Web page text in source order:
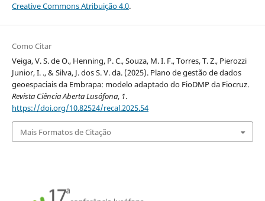
Creative Commons Atribuição 4.0.
Como Citar
Veiga, V. S. de O., Henning, P. C., Souza, M. I. F., Torres, T. Z., Pierozzi
Junior, I. ., & Silva, J. dos S. V. da. (2025). Plano de gestão de dados
geoespaciais da Embrapa: modelo adaptado do FioDMP da Fiocruz.
Revista Ciência Aberta Lusófona, 1.
https://doi.org/10.82524/recal.2025.54
Mais Formatos de Citação